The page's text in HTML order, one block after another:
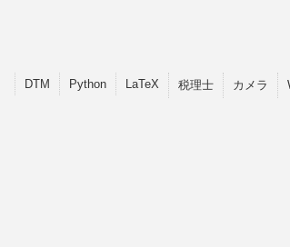
DTM Python LaTeX 税理士 カメラ